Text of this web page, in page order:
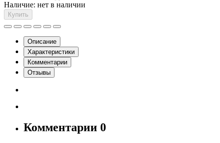
Наличие: нет в наличии
Купить
Описание
Характеристики
Комментарии
Отзывы
Комментарии 0